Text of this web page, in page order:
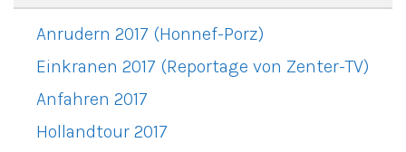
Anrudern 2017 (Honnef-Porz)
Einkranen 2017 (Reportage von Zenter-TV)
Anfahren 2017
Hollandtour 2017